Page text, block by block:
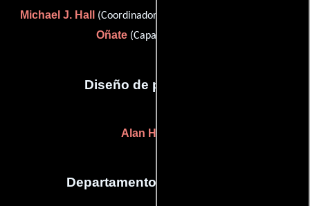
Michael J. Hall (Coordinador de construcción) y
Oñate(Capataz escénico)
Diseño de producción
Alan Hook
Departamento de maquillaje